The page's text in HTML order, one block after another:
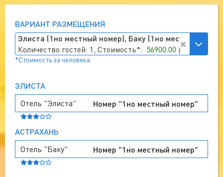
ВАРИАНТ РАЗМЕЩЕНИЯ
Элиста (1но местный номер), Баку (1но местный
Количество гостей: 1, Стоимость*: 56900.00 руб
*Стоимость за человека
ЭЛИСТА
Отель "Элиста" Номер "1но местный номер"
АСТРАХАНЬ
Отель "Баку" Номер "1но местный номер"